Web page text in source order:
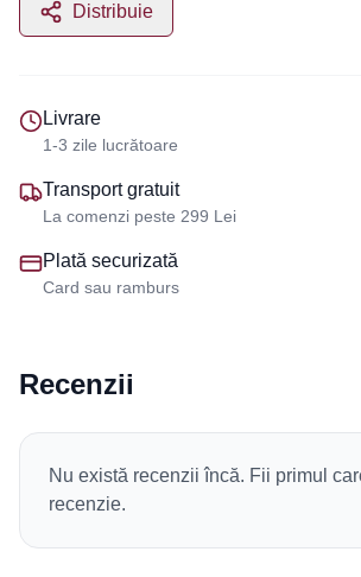
Distribuie
Livrare
1-3 zile lucrătoare
Transport gratuit
La comenzi peste 299 Lei
Plată securizată
Card sau ramburs
Recenzii
Nu există recenzii încă. Fii primul
recenzie.